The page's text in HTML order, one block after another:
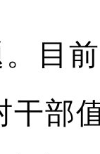
目
干部